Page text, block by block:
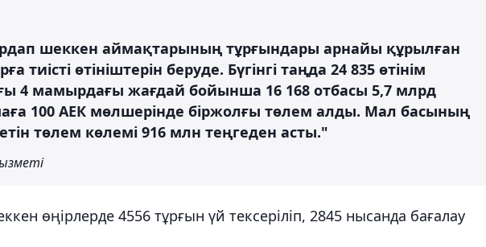
шеккен аймақтарының тұрғындары арнайы құрылған
тиісті өтініштерін беруде. Бүгінгі таңда 24 835 өтінім
4 мамырдағы жағдай бойынша 16 168 отбасы 5,7 млрд
100 АЕК мөлшерінде біржолғы төлем алды. Мал басының
төлем көлемі 916 млн теңгеден асты."
өңірлерде 4556 тұрғын үй тексеріліп, 2845 нысанда бағалау